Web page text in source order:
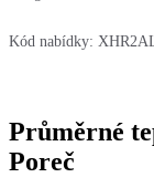
Kód nabídky:
Průměrné
Poreč